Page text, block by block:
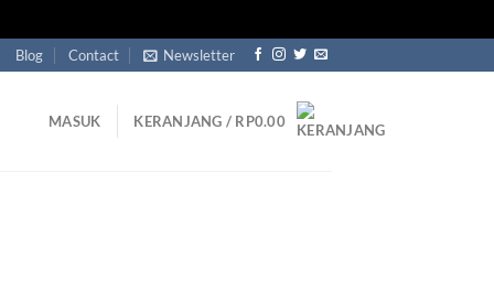
Blog Contact Newsletter
MASUK KERANJANG / RP0.00